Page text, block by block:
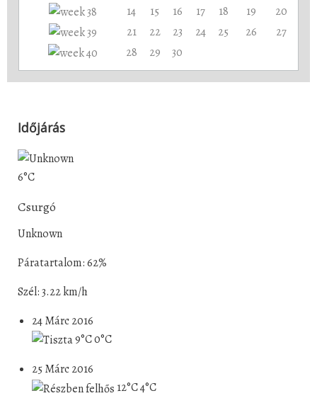
14
15 16 17 18 19
20
21
22 23 24 25 26
27
28
29 30
Időjárás
6°C
Csurgó
Unknown
Páratartalom: 62%
Szél: 3.22 km/h
24 Márc 2016
9°C0°C
25 Márc 2016
12°C4°C